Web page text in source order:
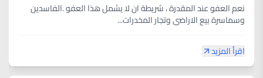
نعم العفو عند المقدرة ، شريطة ان لا يشمل هذا العفو .الفاسدين
وسماسرة بيع الاراضي وتجار المخدرات...
اقرأ المزيد